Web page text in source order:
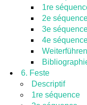
1re
2e
3e
4e
6. Feste
Descriptif
1re séquence